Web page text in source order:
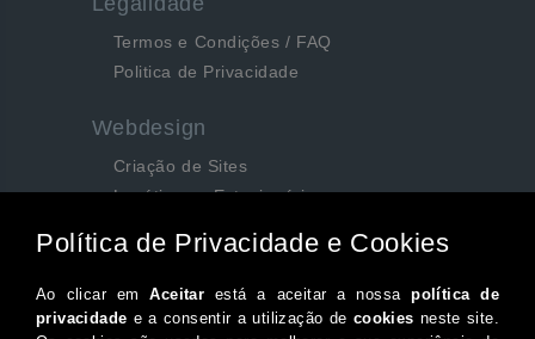
Termos e Condições / FAQ
Politica de Privacidade
Webdesign
Criação de Sites
Logótipos e Estacionários
Siga-nos aqui...
Facebook